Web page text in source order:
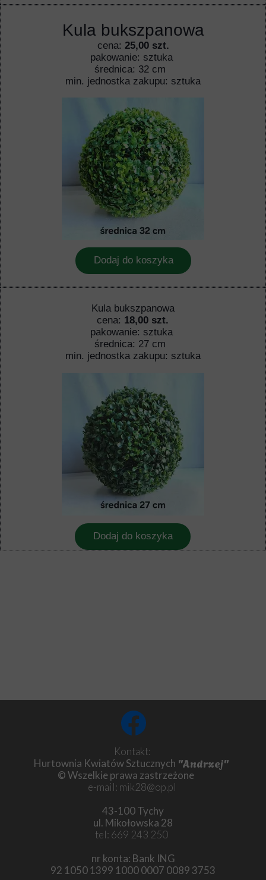
Dodaj do koszyka
Kula bukszpanowa
cena: 25,00 szt.
pakowanie: sztuka
średnica: 32 cm
min. jednostka zakupu: sztuka
Dodaj do koszyka
Kula bukszpanowa
cena: 18,00 szt.
pakowanie: sztuka
średnica: 27 cm
min. jednostka zakupu: sztuka
Kontakt:
Hurtownia Kwiatów Sztucznych "Andrzej"
© Wszelkie prawa zastrzeżone
e-mail: mik28@op.pl
43-100 Tychy
ul. Mikołowska 28
tel: 669 243 250
nr konta: Bank ING
92 1050 1399 1000 0007 0089 3753